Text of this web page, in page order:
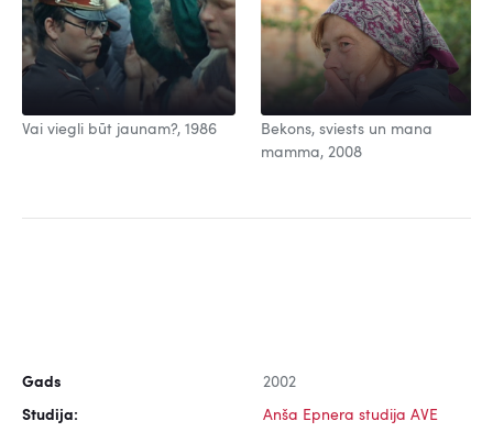
Vai viegli būt jaunam?, 1986
Bekons, sviests un mana
mamma, 2008
Gads 2002
Studija: Anša Epnera studija AVE